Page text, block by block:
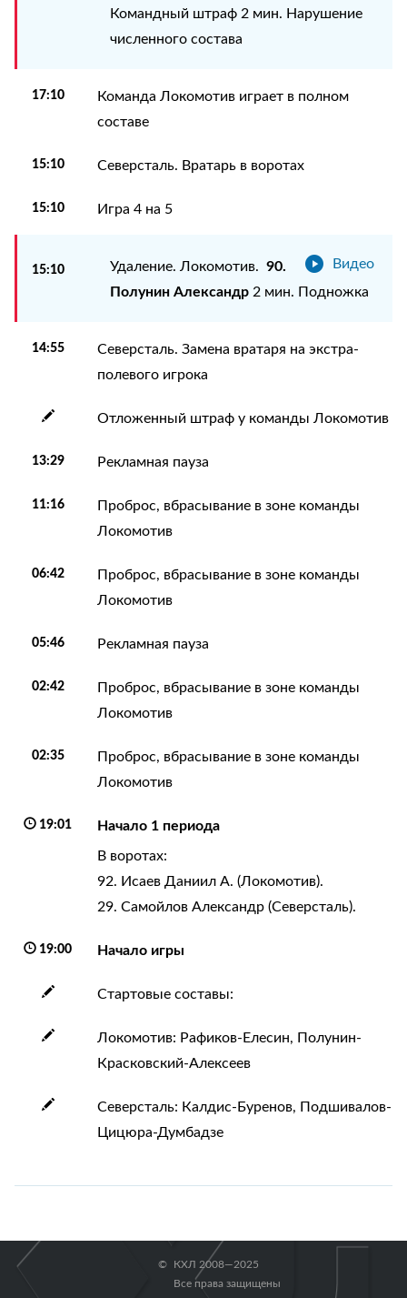
Командный штраф 2 мин. Нарушение
численного состава
17:10
Команда Локомотив играет в полном
составе
15:10 Северсталь. Вратарь в воротах
15:10 Игра 4 на 5
15:10 Видео
Удаление. Локомотив. 90.
Полунин Александр2 мин. Подножка
14:55
Северсталь. Замена вратаря на экстра-
полевого игрока
Отложенный штраф у команды Локомотив
13:29 Рекламная пауза
11:16
Проброс, вбрасывание в зоне команды
Локомотив
06:42
Проброс, вбрасывание в зоне команды
Локомотив
05:46 Рекламная пауза
02:42
Проброс, вбрасывание в зоне команды
Локомотив
02:35
Проброс, вбрасывание в зоне команды
Локомотив
19:01 Начало 1 периода
В воротах:
92. Исаев Даниил А. (Локомотив).
29. Самойлов Александр (Северсталь).
19:00 Начало игры
Стартовые составы:
Локомотив: Рафиков-Елесин, Полунин-
Красковский-Алексеев
Северсталь: Калдис-Буренов, Подшивалов-
Цицюра-Думбадзе
КХЛ 2008—2025
Все права защищены